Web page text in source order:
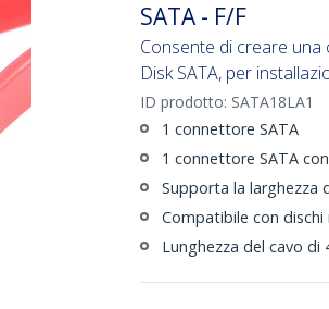
SATA - F/F
Consente di creare
Disk SATA, per
ID prodotto: SATA18LA1
1 connettore SATA
1 connettore SATA
Supporta la larghezza
Compatibile con dischi
Lunghezza del cavo di